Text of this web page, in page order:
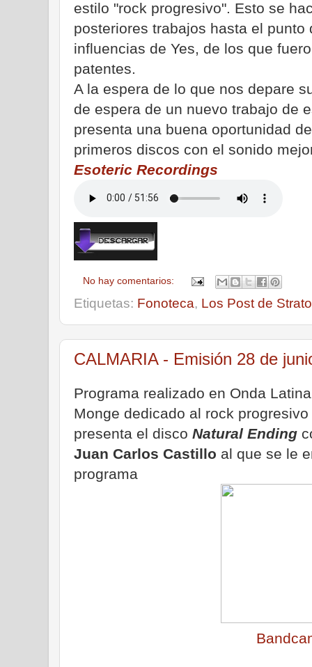
estilo "rock progresivo". Esto se
posteriores trabajos hasta el
influencias de Yes, de los que
patentes.
A la espera de lo que nos depare
de espera de un nuevo trabajo de
presenta una buena oportunidad
primeros discos con el sonido
Esoteric Recordings
No hay comentarios:
Etiquetas: Fonoteca, Los Post de
CALMARIA - Emisión 28 de
Programa realizado en Onda
Monge dedicado al rock
presenta el disco Natural Ending
Juan Carlos Castillo al que se le
programa